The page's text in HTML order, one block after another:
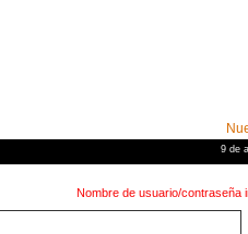
Nombre de usuario/contraseña
9 de